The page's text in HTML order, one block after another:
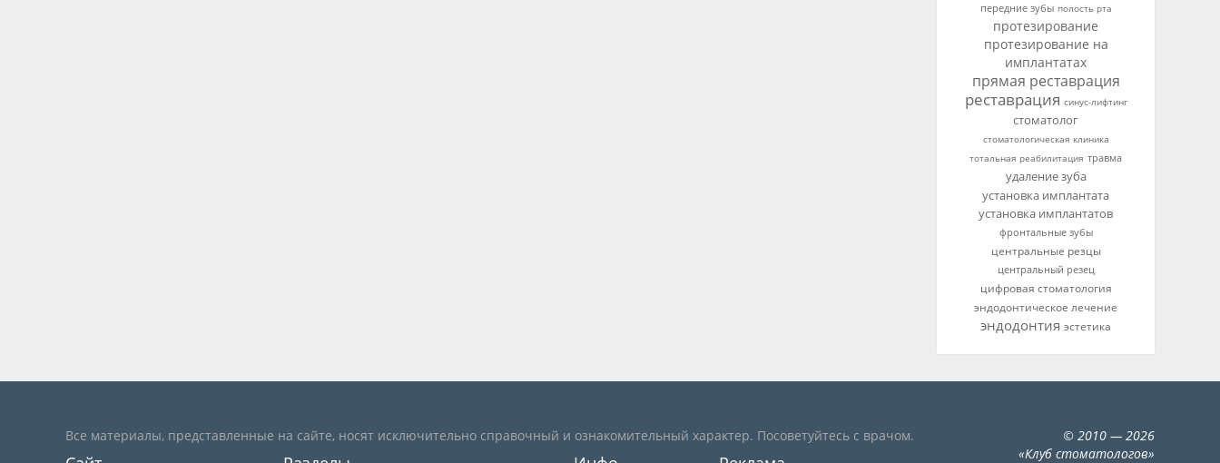
передние зубы полость рта
протезирование
протезирование на
имплантатах
прямая реставрация
реставрация синус-лифтинг
стоматолог
стоматологическая клиника
тотальная реабилитация травма
удаление зуба
установка имплантата
установка имплантатов
фронтальные зубы
центральные резцы
центральный резец
цифровая стоматология
эндодонтическое лечение
эндодонтия эстетика
Все материалы, представленные на сайте, носят исключительно справочный и ознакомительный характер. Посоветуйтесь с врачом. © 2010 — 2026
«Клуб стоматологов»